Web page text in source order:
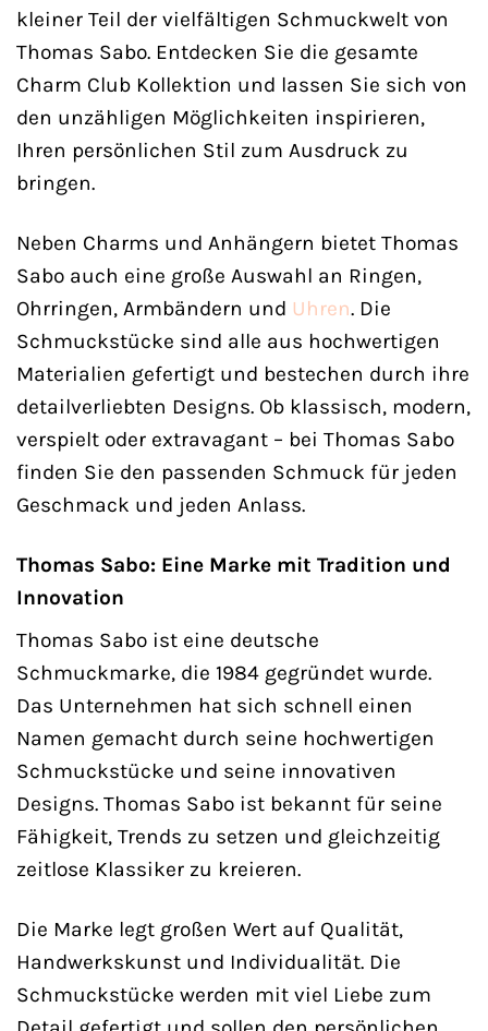
kleiner Teil der vielfältigen Schmuckwelt von
Thomas Sabo. Entdecken Sie die gesamte
Charm Club Kollektion und lassen Sie sich von
den unzähligen Möglichkeiten inspirieren,
Ihren persönlichen Stil zum Ausdruck zu
bringen.
Neben Charms und Anhängern bietet Thomas
Sabo auch eine große Auswahl an Ringen,
Ohrringen, Armbändern und Uhren. Die
Schmuckstücke sind alle aus hochwertigen
Materialien gefertigt und bestechen durch ihre
detailverliebten Designs. Ob klassisch, modern,
verspielt oder extravagant – bei Thomas Sabo
finden Sie den passenden Schmuck für jeden
Geschmack und jeden Anlass.
Thomas Sabo: Eine Marke mit Tradition und
Innovation
Thomas Sabo ist eine deutsche
Schmuckmarke, die 1984 gegründet wurde.
Das Unternehmen hat sich schnell einen
Namen gemacht durch seine hochwertigen
Schmuckstücke und seine innovativen
Designs. Thomas Sabo ist bekannt für seine
Fähigkeit, Trends zu setzen und gleichzeitig
zeitlose Klassiker zu kreieren.
Die Marke legt großen Wert auf Qualität,
Handwerkskunst und Individualität. Die
Schmuckstücke werden mit viel Liebe zum